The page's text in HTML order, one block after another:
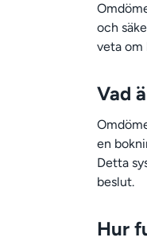
och
veta om
Vad
en
Detta
beslut.
Hur